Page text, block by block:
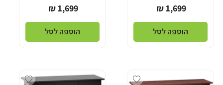
מחיר
רגיל
1,699 ₪
הוספה לסל
מחיר
רגיל
1,699 ₪
הוספה לסל
Add wishlist
wishlist